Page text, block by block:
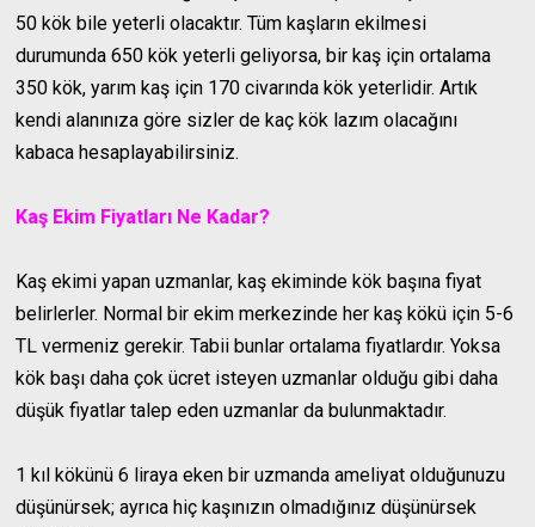
50 kök bile yeterli olacaktır. Tüm kaşların ekilmesi
durumunda 650 kök yeterli geliyorsa, bir kaş için ortalama
350 kök, yarım kaş için 170 civarında kök yeterlidir. Artık
kendi alanınıza göre sizler de kaç kök lazım olacağını
kabaca hesaplayabilirsiniz.
Kaş Ekim Fiyatları Ne Kadar?
Kaş ekimi yapan uzmanlar, kaş ekiminde kök başına fiyat
belirlerler. Normal bir ekim merkezinde her kaş kökü için 5-6
TL vermeniz gerekir. Tabii bunlar ortalama fiyatlardır. Yoksa
kök başı daha çok ücret isteyen uzmanlar olduğu gibi daha
düşük fiyatlar talep eden uzmanlar da bulunmaktadır.
1 kıl kökünü 6 liraya eken bir uzmanda ameliyat olduğunuzu
düşünürsek; ayrıca hiç kaşınızın olmadığınız düşünürsek